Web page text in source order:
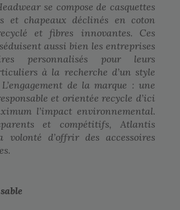
se compose de casquettes
et chapeaux déclinés en coton
et fibres innovantes. Ces
aussi bien les entreprises
personnalisés pour leurs
à la recherche d’un style
de la marque : une
et orientée recycle d’ici
l’impact environnemental.
et compétitifs, Atlantis
volonté d’offrir des accessoires